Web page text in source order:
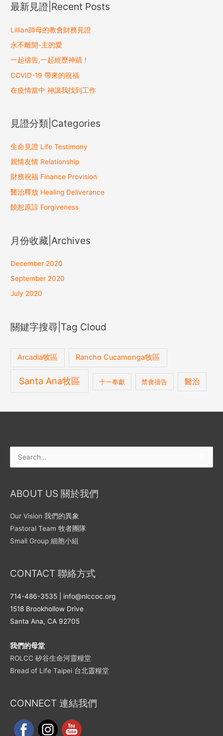
r
c
r
:
最新見證|Recent Posts
Lillian師母的教會財務見證
永不離開-主的愛
一起禱告,一起經歷神蹟！
COVID-19 帶來的祝福
在疫情當中 神讓我找到工作
見證分類|Categories
生命見證 Life Testimony
親情友情 Relationship
財務祝福 Finance Provision
醫治釋放 Healing Deliverance
饒恕原諒 Forgiveness
月份收藏|Archives
December 2020
September 2020
July 2020
關鍵字搜尋|Tag Cloud
Arcadia牧區 Rancho Cucamonga牧區
Santa Ana牧區 十一奉獻 禁食禱告 醫治
Search
ABOUT US 關於我們
Our Vision 我們的異象
Pastoral Team 牧者團隊
Small Group 細胞小組
CONTACT 聯絡方式
714-486-3535 | info@nlccoc.org
1518 Brookhollow Drive
Santa Ana, CA 92705
我們的母堂
ROLCC 矽谷生命河靈糧堂
Bread of Life Taipei 台北靈糧堂
CONNECT 連結我們